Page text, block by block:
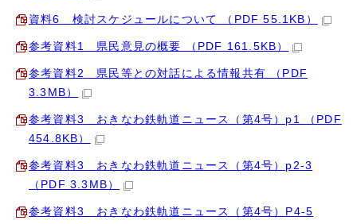
資料6 検討スケジュールについて （PDF 55.1KB）
参考資料1 県民意見の概要 （PDF 161.5KB）
参考資料2 県民等との対話による情報共有 （PDF
3.3MB）
参考資料3 おきなわ鉄軌道ニュース（第4号）p1 （PDF
454.8KB）
参考資料3 おきなわ鉄軌道ニュース（第4号）p2-3
（PDF 3.3MB）
参考資料3 おきなわ鉄軌道ニュース（第4号）P4-5